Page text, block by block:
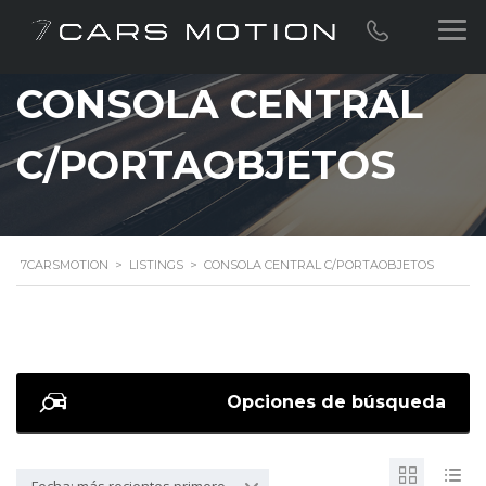
CONSOLA CENTRAL
C/PORTAOBJETOS
7CARSMOTION > LISTINGS > CONSOLA CENTRAL C/PORTAOBJETOS
Opciones de búsqueda